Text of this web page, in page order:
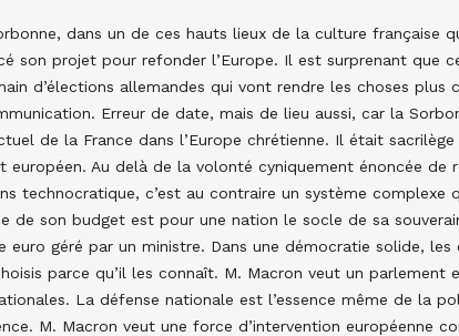
dans un de ces hauts lieux de la culture française
son projet pour refonder l’Europe. Il est surprenant que
d’élections allemandes qui vont rendre les choses
Erreur de date, mais de lieu aussi, car la
de la France dans l’Europe chrétienne. Il était
européen. Au delà de la volonté cyniquement énoncée de
technocratique, c’est au contraire un système complexe
de son budget est pour une nation le socle de sa
euro géré par un ministre. Dans une démocratie solide,
parce qu’il les connaît. M. Macron veut un parlement
La défense nationale est l’essence même de la
M. Macron veut une force d’intervention européenne